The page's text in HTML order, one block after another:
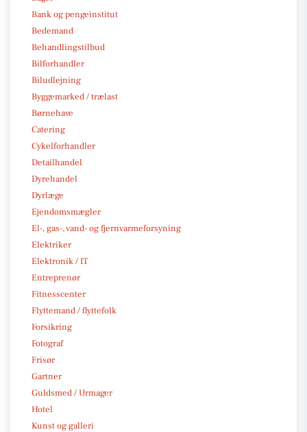
Bank og pengeinstitut
Bedemand
Behandlingstilbud
Bilforhandler
Biludlejning
Byggemarked / trælast
Børnehave
Catering
Cykelforhandler
Detailhandel
Dyrehandel
Dyrlæge
Ejendomsmægler
El-, gas-, vand- og fjernvarmeforsyning
Elektriker
Elektronik / IT
Entreprenør
Fitnesscenter
Flyttemand / flyttefolk
Forsikring
Fotograf
Frisør
Gartner
Guldsmed / Urmager
Hotel
Kunst og galleri